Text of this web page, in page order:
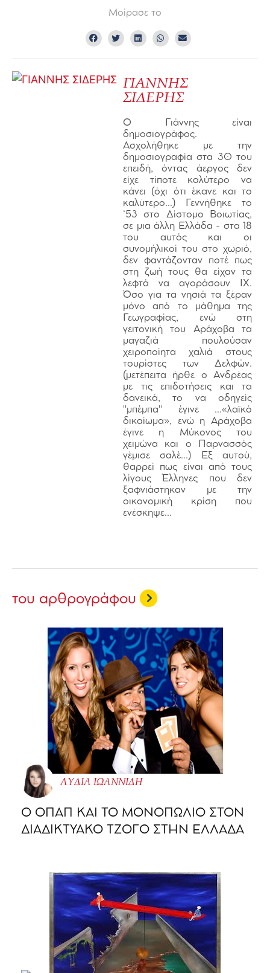
Μοίρασε το
ΓΙΑΝΝΗΣ
ΣΙΔΕΡΗΣ
Ο Γιάννης είναι
δημοσιογράφος.
Ασχολήθηκε με την
δημοσιογραφία στα 30 του
επειδή, όντας άεργος δεν
είχε τίποτε καλύτερο να
κάνει (όχι ότι έκανε και το
καλύτερο…) Γεννήθηκε το
‘53 στο Δίστομο Βοιωτίας,
σε μια άλλη Ελλάδα - στα 18
του αυτός και οι
συνομήλικοί του στο χωριό,
δεν φαντάζονταν ποτέ πως
στη ζωή τους θα είχαν τα
λεφτά να αγοράσουν ΙΧ.
Όσο για τα νησιά τα ξέραν
μόνο από το μάθημα της
Γεωγραφίας, ενώ στη
γειτονική του Αράχοβα τα
μαγαζιά πουλούσαν
χειροποίητα χαλιά στους
τουρίστες των Δελφών.
(μετέπειτα ήρθε ο Ανδρέας
με τις επιδοτήσεις και τα
δανεικά, το να οδηγείς
"μπέμπα" έγινε …«λαϊκό
δικαίωμα», ενώ η Αράχοβα
έγινε η Μύκονος του
χειμώνα και ο Παρνασσός
γέμισε σαλέ...) Εξ αυτού,
θαρρεί πως είναι από τους
λίγους Έλληνες που δεν
ξαφνιάστηκαν με την
οικονομική κρίση που
ενέσκηψε...
του αρθρογράφου
ΛΥΔΙΑ ΙΩΑΝΝΙΔΗ
O ΟΠΑΠ ΚΑΙ ΤΟ ΜΟΝΟΠΩΛΙΟ ΣΤΟΝ
ΔΙΑΔΙΚΤΥΑΚΟ ΤΖΟΓΟ ΣΤΗΝ ΕΛΛΑΔΑ